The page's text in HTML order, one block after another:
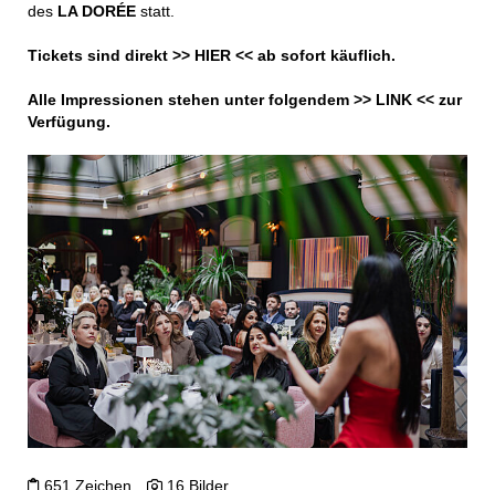
des LA DORÉE statt.
Tickets sind direkt >> HIER << ab sofort käuflich.
Alle Impressionen stehen unter folgendem >> LINK << zur
Verfügung.
651 Zeichen 16 Bilder